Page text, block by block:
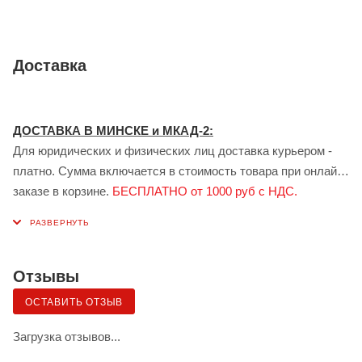
Доставка
ДОСТАВКА В МИНСКЕ и МКАД-2:
Для юридических и физических лиц доставка курьером -
платно. Сумма включается в стоимость товара при онлайн
заказе в корзине. БЕСПЛАТНО от 1000 руб с НДС.
менеджером при заказе.
Доставка сервисом ЯНДЕКС:
Также возможна доставка грузов для физических лиц в
Минске и Гомеле — сервисом «Яндекс.Доставка» (клиент
Отзывы
ОСТАВИТЬ ОТЗЫВ
Загрузка отзывов...